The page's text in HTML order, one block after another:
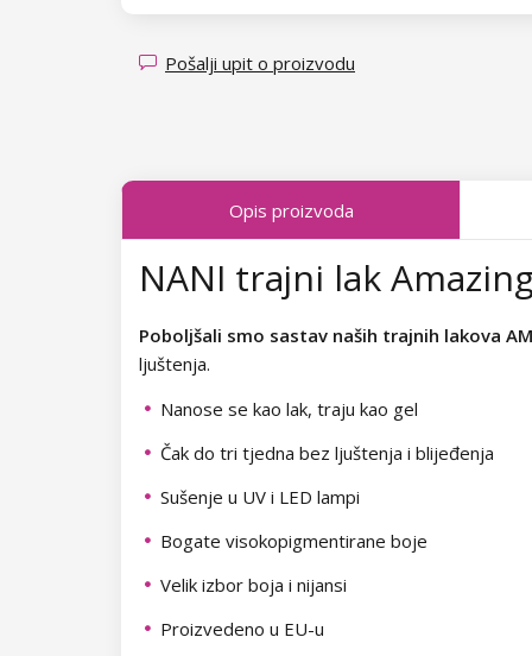
Kolekcija Fallen Leaves
Kolekcija Charm Lady
Kolekcija Pearl Glaze
Kolekcija Wild West
Kolekcija Summer Daze
Kolekcija Easter Egg
Kolekcija Lovely Kiss
Kolekcija Magic Winter
Kolekcija Sea Tide
Kolekcija Sea World
Kolekcija Shake It Up
Kolekcija West Coast
Kolekcija Autumn Kiss
Kolekcija Night Beat
Kolekcija Party Animal
Kolekcija Glitter Flash
Pošalji upit o proizvodu
Opis proizvoda
NANI trajni lak
Poboljšali smo sastav naših trajnih lakova
ljuštenja.
Nanose se kao lak, traju kao gel
Čak do tri tjedna bez ljuštenja i blijeđenja
Sušenje u UV i LED lampi
Bogate visokopigmentirane boje
Velik izbor boja i nijansi
Proizvedeno u EU-u